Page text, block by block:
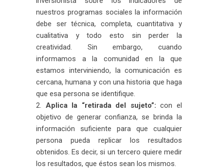
nuestros programas sociales la información
debe ser técnica, completa, cuantitativa y
cualitativa y todo esto sin perder la
creatividad. Sin embargo, cuando
informamos a la comunidad en la que
estamos interviniendo, la comunicación es
cercana, humana y con una historia que haga
que esa persona se identifique.
Aplica la “retirada del sujeto”:con el
objetivo de generar confianza, se brinda la
información suficiente para que cualquier
persona pueda replicar los resultados
obtenidos. Es decir, si un tercero quiere medir
los resultados, que éstos sean los mismos.